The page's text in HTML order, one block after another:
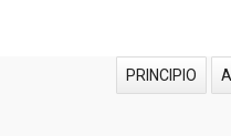
PRINCIPIO